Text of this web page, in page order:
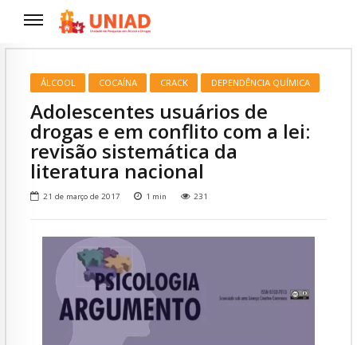
ÁLCOOL COCAÍNA CRACK DEPENDÊNCIA QUÍMICA
Adolescentes usuários de
drogas e em conflito com a lei:
revisão sistemática da
literatura nacional
21 de março de 2017 1 min 231